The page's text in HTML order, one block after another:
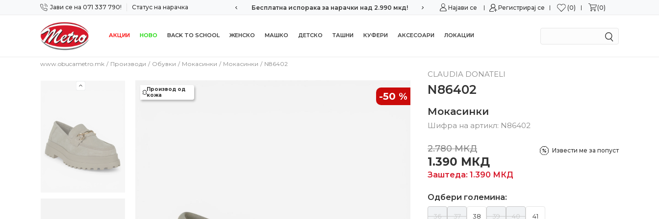
Јави се на 071 337 790! Статус на нарачка
Сигурно плаќање со платежна картичка! Бесплатна испорака за нарачки над 2.990 мкд! Можност за замена во рок од 15 дена!
Најави се Регистрирај се 0 0
АКЦИИ НОВО BACK TO SCHOOL ЖЕНСКО МАШКО ДЕТСКО ТАШНИ КУФЕРИ АКСЕСОАРИ ЛОКАЦИИ
www.obucametro.mk Производи Обувки Мокасинки Мокасинки N86402
Производ од
кожа
-50 %
CLAUDIA DONATELI
N86402
Мокасинки
Шифра на артикл: N86402
2.780 МКД
1.390 МКД
Заштеда: 1.390 МКД
Извести ме за попуст
Одбери големина:
36 37 38 39 40 41